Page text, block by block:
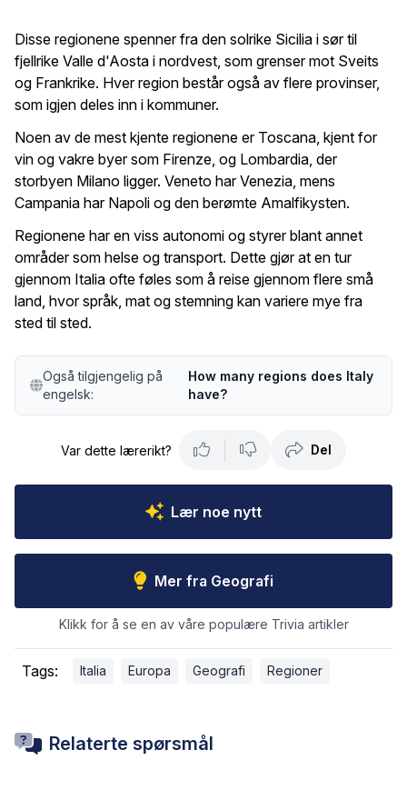
Disse regionene spenner fra den solrike Sicilia i sør til
fjellrike Valle d'Aosta i nordvest, som grenser mot Sveits
og Frankrike. Hver region består også av flere provinser,
som igjen deles inn i kommuner.
Noen av de mest kjente regionene er Toscana, kjent for
vin og vakre byer som Firenze, og Lombardia, der
storbyen Milano ligger. Veneto har Venezia, mens
Campania har Napoli og den berømte Amalfikysten.
Regionene har en viss autonomi og styrer blant annet
områder som helse og transport. Dette gjør at en tur
gjennom Italia ofte føles som å reise gjennom flere små
land, hvor språk, mat og stemning kan variere mye fra
sted til sted.
Også tilgjengelig på
engelsk:
How many regions does Italy
have?
Var dette lærerikt? Del
Lær noe nytt
Mer fra Geografi
Klikk for å se en av våre populære Trivia artikler
Tags: Italia Europa Geografi Regioner
Relaterte spørsmål